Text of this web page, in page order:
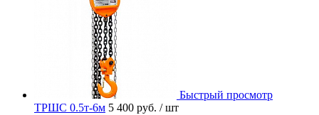
Быстрый просмотр
ТРШС 0.5т-6м 5 400 руб. / шт